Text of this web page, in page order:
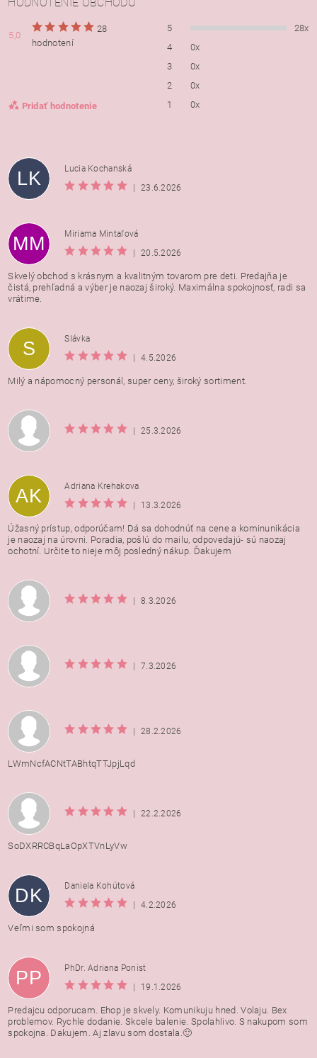
5,0
28
hodnotení
Pridať hodnotenie
5
28x
4
0x
3
0x
2
0x
1
0x
Vložením hodnotenie súhlasíte s
osobných údajov
LK
Lucia Kochanská
|
23.6.2026
MM
Miriama Mintaľová
|
20.5.2026
Skvelý obchod s krásnym a kvalitným tovarom pre deti. Predajňa je
čistá, prehľadná a výber je naozaj široký. Maximálna spokojnosť, radi sa
vrátime.
S
Slávka
|
4.5.2026
Milý a nápomocný personál, super ceny, široký sortiment.
| 25.3.2026
AK
Adriana Krehakova
|
13.3.2026
Úžasný prístup, odporúčam! Dá sa dohodnúť na cene a kominunikácia
je naozaj na úrovni. Poradia, pošlú do mailu, odpovedajú- sú naozaj
ochotní. Určite to nieje môj posledný nákup. Ďakujem
| 8.3.2026
| 7.3.2026
| 28.2.2026
LWmNcfACNtTABhtqTTJpjLqd
| 22.2.2026
SoDXRRCBqLaOpXTVnLyVw
DK
Daniela Kohútová
|
4.2.2026
Veľmi som spokojná
PP
PhDr. Adriana Ponist
|
19.1.2026
Predajcu odporucam. Ehop je skvely. Komunikuju hned. Volaju. Bex
problemov. Rychle dodanie. Skcele balenie. Spolahlivo. S nakupom som
spokojna. Dakujem. Aj zlavu som dostala.🙂